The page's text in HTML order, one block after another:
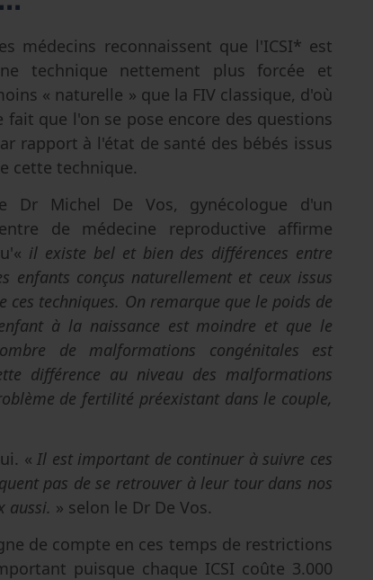
aux origines
médecins reconnaissent que l'ICSI* est
technique nettement plus forcée et
« naturelle » que la FIV classique, d'où
fait que l'on se pose encore des questions
rapport à l'état de santé des bébés issus
cette technique.
Dr Michel De Vos, gynécologue d'un
de médecine reproductive affirme
il existe bel et bien des différences entre
enfants conçus naturellement et ceux issus
ces techniques. On remarque que le poids de
à la naissance est moindre et que le
de malformations congénitales est
différence au niveau des malformations
de fertilité préexistant dans le couple,
«Il est important de continuer à suivre ces
pas de se retrouver à leur tour dans nos
aussi. » selon le Dr De Vos.
de compte en ces temps de restrictions
puisque chaque ICSI coûte 3.000